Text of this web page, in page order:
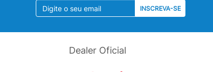
INSCREVA-SE
Dealer Oficial